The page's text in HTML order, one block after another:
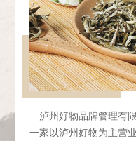
泸州好物品牌管理有
一家以泸州好物为主营